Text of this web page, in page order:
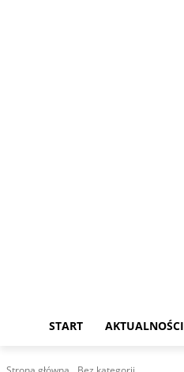
START AKTUALNOŚCI